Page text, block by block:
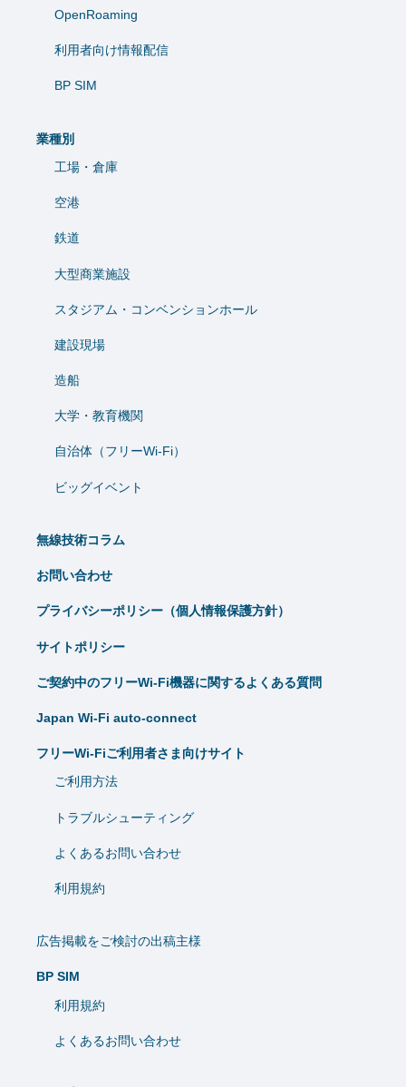
OpenRoaming
利用者向け情報配信
BP SIM
業種別
工場・倉庫
空港
鉄道
大型商業施設
スタジアム・コンベンションホール
建設現場
造船
⼤学・教育機関
自治体（フリーWi-Fi）
ビッグイベント
無線技術コラム
お問い合わせ
プライバシーポリシー（個人情報保護方針）
サイトポリシー
ご契約中のフリーWi-Fi機器に関するよくある質問
Japan Wi-Fi auto-connect
フリーWi-Fiご利用者さま向けサイト
ご利用方法
トラブルシューティング
よくあるお問い合わせ
利用規約
広告掲載をご検討の出稿主様
BP SIM
利用規約
よくあるお問い合わせ